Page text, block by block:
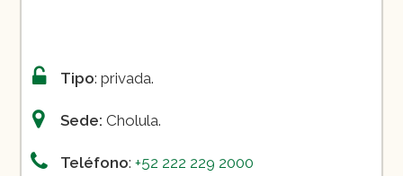
Tipo: privada.
Sede: Cholula.
Teléfono: +52 222 229 2000